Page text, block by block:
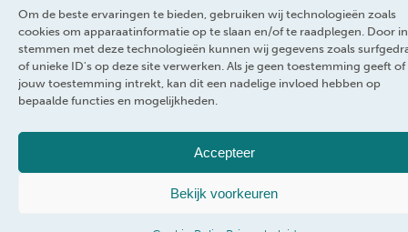
Om de beste ervaringen te bieden, gebruiken wij technologieën zoals
cookies om apparaatinformatie op te slaan en/of te raadplegen. Door
stemmen met deze technologieën kunnen wij gegevens zoals
of unieke ID's op deze site verwerken. Als je geen toestemming geeft of
jouw toestemming intrekt, kan dit een nadelige invloed hebben op
bepaalde functies en mogelijkheden.
Accepteer
Bekijk voorkeuren
Klokkenluider
Toegankelijkheidsverklaring
WEBRAND